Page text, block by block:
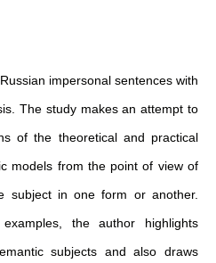
impersonal sentences with
The study makes an attempt to
of the theoretical and practical
models from the point of view of
subject in one form or another.
the author highlights
subjects and also draws